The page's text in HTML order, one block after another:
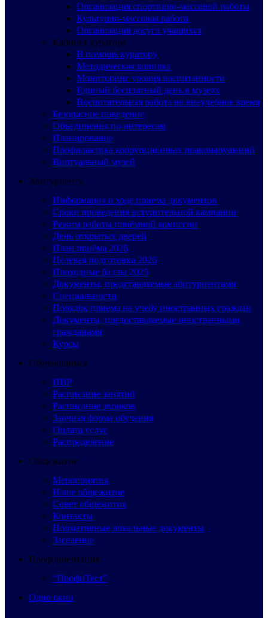
Организация спортивно-массовой работы
Культурно-массовая работа
Организация досуга учащихся
Кабинет куратора
В помощь куратору
Методическая копилка
Мониторинг уровня воспитанности
Единый бесплатный день в музеях
Воспитательная работа во внеучебное время
Безопасное поведение
Объединения по интересам
Планирование
Профилактика коррупционных правонарушений
Виртуальный музей
Абитуриенту
Информация о ходе приема документов
Сроки проведения вступительной кампании
Режим работы приёмной комиссии
День открытых дверей
План приёма 2026
Целевая подготовка 2026
Проходные баллы 2025
Документы, представляемые абитуриентами
Специальности
Порядок приема на учебу иностранных граждан
Документы, предоставляемые иностранными
гражданами
Курсы
Обучающимся
ПВР
Расписание занятий
Расписание звонков
Заочная форма обучения
Оплата услуг
Распределение
Общежитие
Мероприятия
Наше общежитие
Совет общежития
Контакты
Нормативные локальные документы
Заселение
Профориентация
“ПрофиТест”
Одно окно